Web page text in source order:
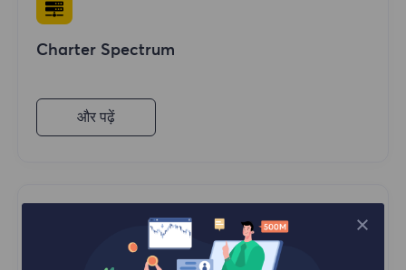
Charter Spectrum
और पढ़ें